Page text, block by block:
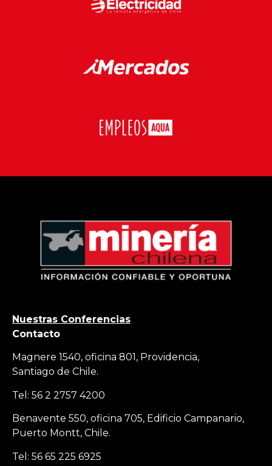
Nuestras Conferencias
Contacto
Magnere 1540, oficina 801, Providencia,
Santiago de Chile.
Tel: 56 2 2757 4200
Benavente 550, oficina 705, Edificio Campanario,
Puerto Montt, Chile.
Tel: 56 65 225 6925